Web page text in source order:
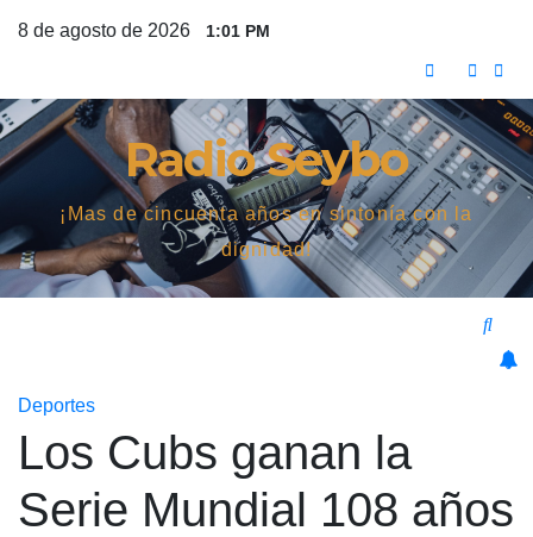
8 de agosto de 2026 1:01 PM
Radio Seybo
¡Mas de cincuenta años en sintonía con la
dignidad!
Deportes
Los Cubs ganan la
Serie Mundial 108 años